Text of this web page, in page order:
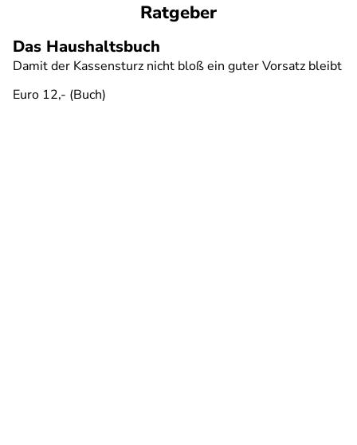
Ratgeber
Das Haushaltsbuch
Damit der Kassensturz nicht bloß ein guter Vorsatz bleibt
Euro 12,- (Buch)